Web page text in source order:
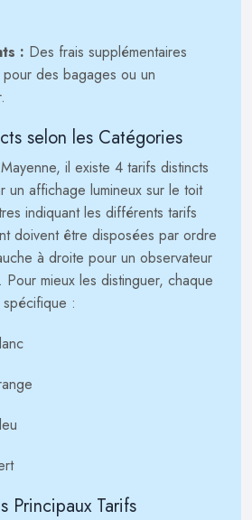
: Des frais supplémentaires
des bagages ou un
selon les Catégories
il existe 4 tarifs distincts
un affichage lumineux sur le toit
indiquant les différents tarifs
doivent être disposées par ordre
à droite pour un observateur
mieux les distinguer, chaque
:
Principaux Tarifs